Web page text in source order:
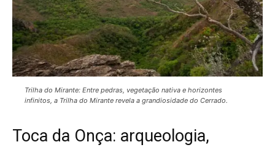
Trilha do Mirante: Entre pedras, vegetação nativa e horizontes
infinitos, a Trilha do Mirante revela a grandiosidade do Cerrado.
Toca da Onça: arqueologia,